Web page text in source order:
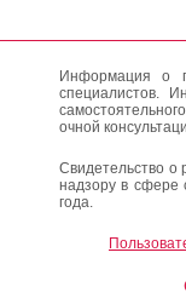
Информация о
специалистов.
очной
Свидетельство
надзору в сфере
года.